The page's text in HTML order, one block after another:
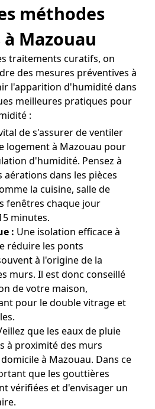
méthodes
Mazouau
traitements curatifs, on
des mesures préventives à
l'apparition d'humidité dans
meilleures pratiques pour
:
de s'assurer de ventiler
logement à Mazouau pour
d'humidité. Pensez à
aérations dans les pièces
la cuisine, salle de
fenêtres chaque jour
minutes.
: Une isolation efficace à
réduire les ponts
à l'origine de la
murs. Il est donc conseillé
de votre maison,
pour le double vitrage et
que les eaux de pluie
à proximité des murs
à Mazouau. Dans ce
que les gouttières
vérifiées et d'envisager un